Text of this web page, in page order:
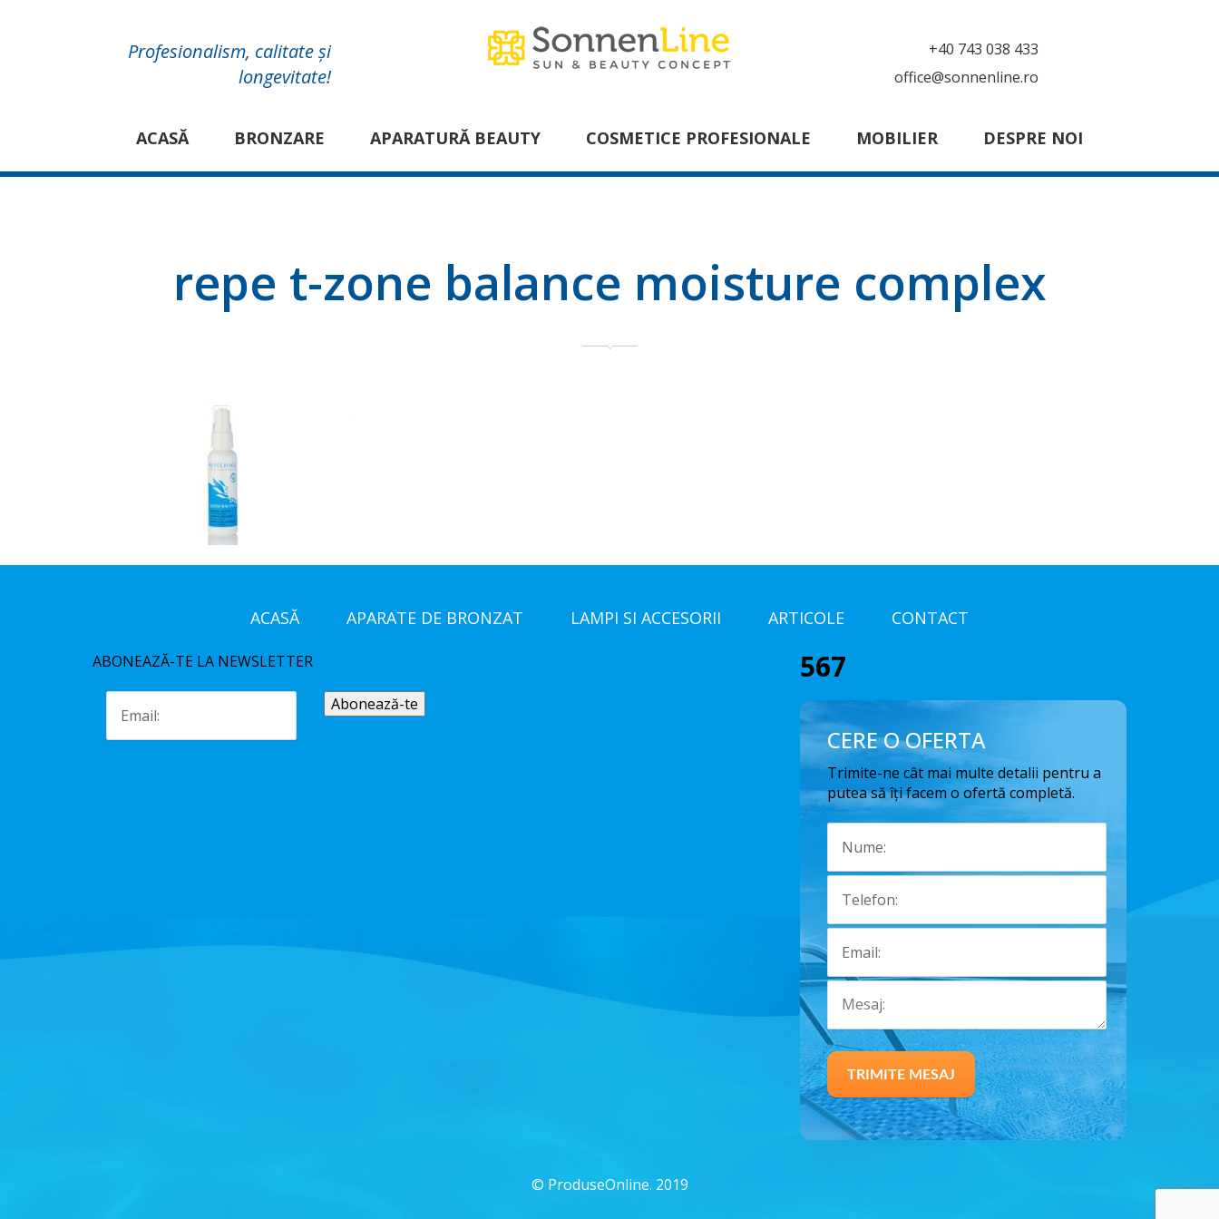
Profesionalism, calitate și
longevitate!
+40 743 038 433
office@sonnenline.ro
ACASĂ BRONZARE APARATURĂ BEAUTY COSMETICE PROFESIONALE MOBILIER DESPRE NOI
repe t-zone balance moisture complex
ACASĂ APARATE DE BRONZAT LAMPI SI ACCESORII ARTICOLE CONTACT
ABONEAZĂ-TE LA NEWSLETTER 567
CERE O OFERTA
Trimite-ne cât mai multe detalii pentru a
putea să îți facem o ofertă completă.
© ProduseOnline. 2019